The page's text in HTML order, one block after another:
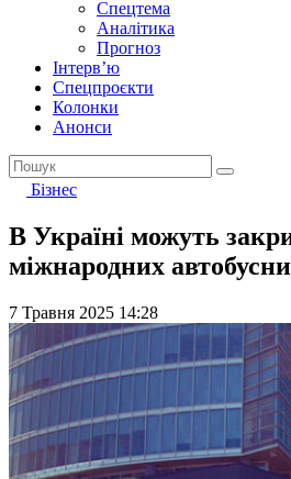
Спецтема
Аналітика
Прогноз
Інтерв’ю
Спецпроєкти
Колонки
Анонси
Бізнес
В Україні можуть
міжнародних
7 Травня 2025 14:28